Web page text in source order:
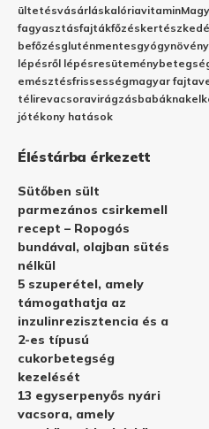
ültetésvásárláskalóriavitamin
fagyasztásfajtákfőzés
befőzésgluténmentesgyógynövény
lépésről lépésresütemény
emésztésfrissességmagyar fajta
télirevacsoravirágzásbabáknak
jótékony hatások
Éléstárba érkezett
Sütőben sült
parmezános csirkemell
recept – Ropogós
bundával, olajban sütés
nélkül
5 szuperétel, amely
támogathatja az
inzulinrezisztencia és a
2-es típusú
cukorbetegség
kezelését
13 egyserpenyős nyári
vacsora, amely